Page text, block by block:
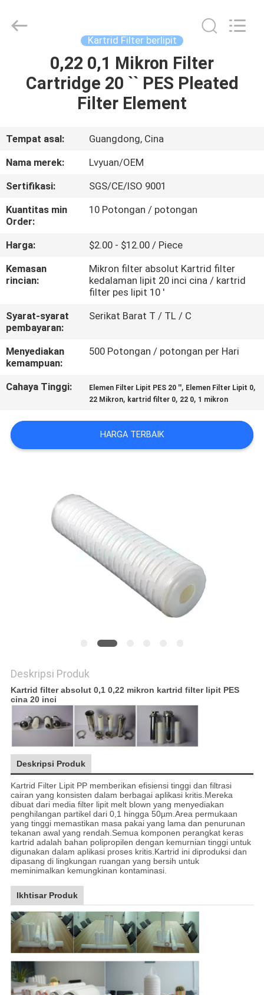
RUMAH
TENTANG
KAMI
TUR
PABRIK
KONTROL
KUALITAS
HUBUNGI
KAMI
BERITA
PERMINTAAN
PENAWARAN
PRIVACY
POLICY
Equipment
Kartrid Filter berlipit
0,22 0,1 Mikron Filter
Cartridge 20 `` PES Pleated
Filter Element
Tempat asal:
Guangdong, Cina
Nama merek:
Lvyuan/OEM
Sertifikasi:
SGS/CE/ISO 9001
Kuantitas min
Order:
10 Potongan / potongan
Harga:
$2.00 - $12.00 / Piece
Kemasan
rincian:
Mikron filter absolut Kartrid filter
kedalaman lipit 20 inci cina / kartrid
filter pes lipit 10 '
Syarat-syarat
pembayaran:
Serikat Barat T / TL / C
Menyediakan
kemampuan:
500 Potongan / potongan per Hari
Cahaya Tinggi: Elemen Filter Lipit PES 20 '', Elemen Filter Lipit 0,
22 Mikron, kartrid filter 0, 22 0, 1 mikron
HARGA TERBAIK
Deskripsi Produk
Kartrid filter absolut 0,1 0,22 mikron kartrid filter lipit PES
cina 20 inci
Deskripsi Produk
Kartrid Filter Lipit PP memberikan efisiensi tinggi dan filtrasi
cairan yang konsisten dalam berbagai aplikasi kritis.Mereka
dibuat dari media filter lipit melt blown yang menyediakan
penghilangan partikel dari 0,1 hingga 50µm.Area permukaan
yang tinggi memastikan masa pakai yang lama dan penurunan
tekanan awal yang rendah.Semua komponen perangkat keras
kartrid adalah bahan polipropilen dengan kemurnian tinggi untuk
digunakan dalam aplikasi proses kritis.Kartrid ini diproduksi dan
dipasang di lingkungan ruangan yang bersih untuk
meminimalkan kemungkinan kontaminasi.
Ikhtisar Produk